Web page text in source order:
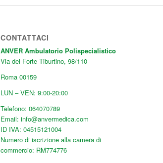
CONTATTACI
ANVER Ambulatorio Polispecialistico
Via del Forte Tiburtino, 98/110
Roma 00159
LUN – VEN: 9:00-20:00
Telefono: 064070789
Email: info@anvermedica.com
ID IVA: 04515121004
Numero di iscrizione alla camera di
commercio: RM774776